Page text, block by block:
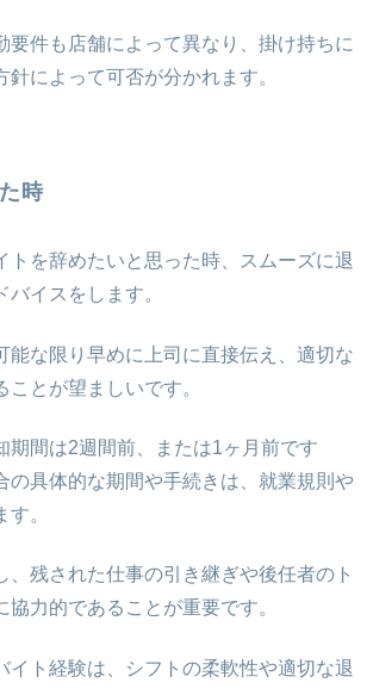
要件も店舗によって異なり、掛け持ちに
針によって可否が分かれます。
時
トを辞めたいと思った時、スムーズに退
イスをします。
能な限り早めに上司に直接伝え、適切な
とが望ましいです。
期間は2週間前、または1ヶ月前です
の具体的な期間や手続きは、就業規則や
。
、残された仕事の引き継ぎや後任者のト
協力的であることが重要です。
イト経験は、シフトの柔軟性や適切な退